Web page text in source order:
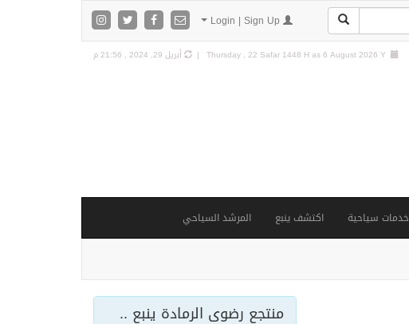
Thursday , 22 Safar 1448 H as6 August 2026 Y | أبريل 29, 2024 , 21:56 م
خدمات سياحية اكتشف ينبع المرشد السياحي
منتجع رضوى الرمادة ينبع ..